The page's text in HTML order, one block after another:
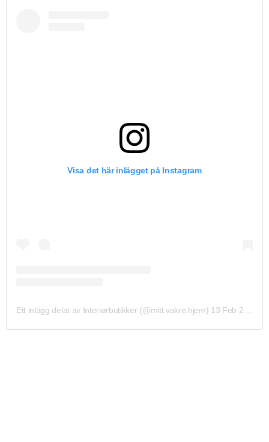
Visa det här inlägget på Instagram
Ett inlägg delat av Interiørbutikker (@mitt.vakre.hjem) 13 Feb 2020 kl. 7:14 PST